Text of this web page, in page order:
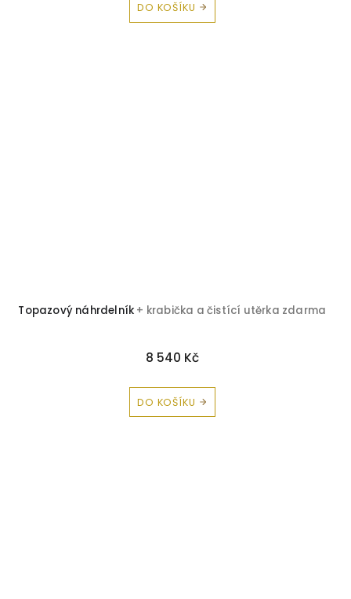
DO KOŠÍKU
Topazový náhrdelník + krabička a čistící utěrka zdarma
8 540 Kč
DO KOŠÍKU